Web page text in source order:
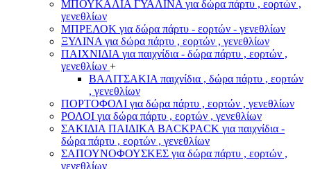
ΜΠΟΥΚΑΛΙΑ ΓΥΑΛΙΝΑ για δώρα πάρτυ , εορτών ,
γενεθλίων
ΜΠΡΕΛΟΚ για δώρα πάρτυ - εορτών - γενεθλίων
ΞΥΛΙΝΑ για δώρα πάρτυ , εορτών , γενεθλίων
ΠΑΙΧΝΙΔΙΑ για παιχνίδια - δώρα πάρτυ , εορτών ,
γενεθλίων +
ΒΑΛΙΤΣΑΚΙΑ παιχνίδια , δώρα πάρτυ , εορτών
, γενεθλίων
ΠΟΡΤΟΦΟΛΙ για δώρα πάρτυ , εορτών , γενεθλίων
ΡΟΛΟΙ για δώρα πάρτυ , εορτών , γενεθλίων
ΣΑΚΙΔΙΑ ΠΑΙΔΙΚΑ BACKPACK για παιχνίδια -
δώρα πάρτυ , εορτών , γενεθλίων
ΣΑΠΟΥΝΟΦΟΥΣΚΕΣ για δώρα πάρτυ , εορτών ,
γενεθλίων